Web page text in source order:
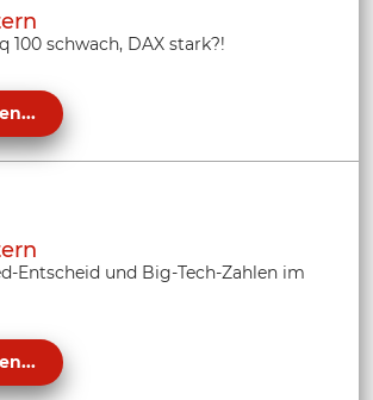
100 schwach, DAX stark?!
Entscheid und Big-Tech-Zahlen im